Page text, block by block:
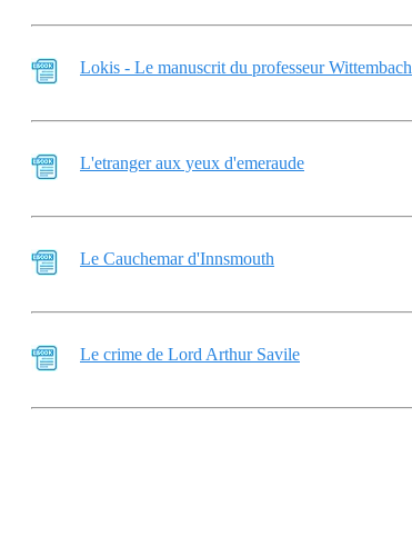
Lokis - Le manuscrit du professeur Wittembach
L'etranger aux yeux d'emeraude
Le Cauchemar d'Innsmouth
Le crime de Lord Arthur Savile